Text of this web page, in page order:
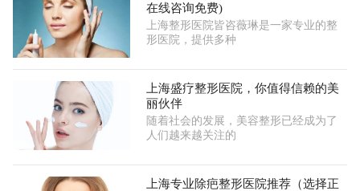
在线咨询免费)
上海整形医院皆咨薇琳是一家专业的整
形医院，提供多种
上海盛疗整形医院，你值得信赖的美
丽伙伴
随着社会的发展，美容整形已经成为了
人们越来越关注的
上海专业除疤整形医院推荐（选择正